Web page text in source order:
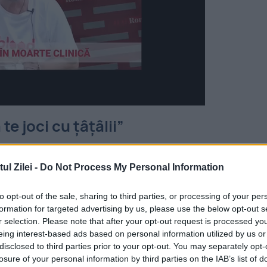
Zilei - Do Not Process My Personal Information
opt-out of the sale, sharing to third parties, or processing of your
for targeted advertising by us, please use the below opt-out
selection. Please note that after your opt-out request is processed
interest-based ads based on personal information utilized by us
to third parties prior to your opt-out. You may separately
of your personal information by third parties on the IAB’s list of
te joci cu țâțâlii”
dedicat vicepreședintelui CJ Timiș o
apare versul: „să te joci cu țâțâlii”. După
de instituțiile de cultură din județ, a
intim, a fost catalogat derapaj.Vicele apare
Viorica de la Clejani e cu capul pe umerii